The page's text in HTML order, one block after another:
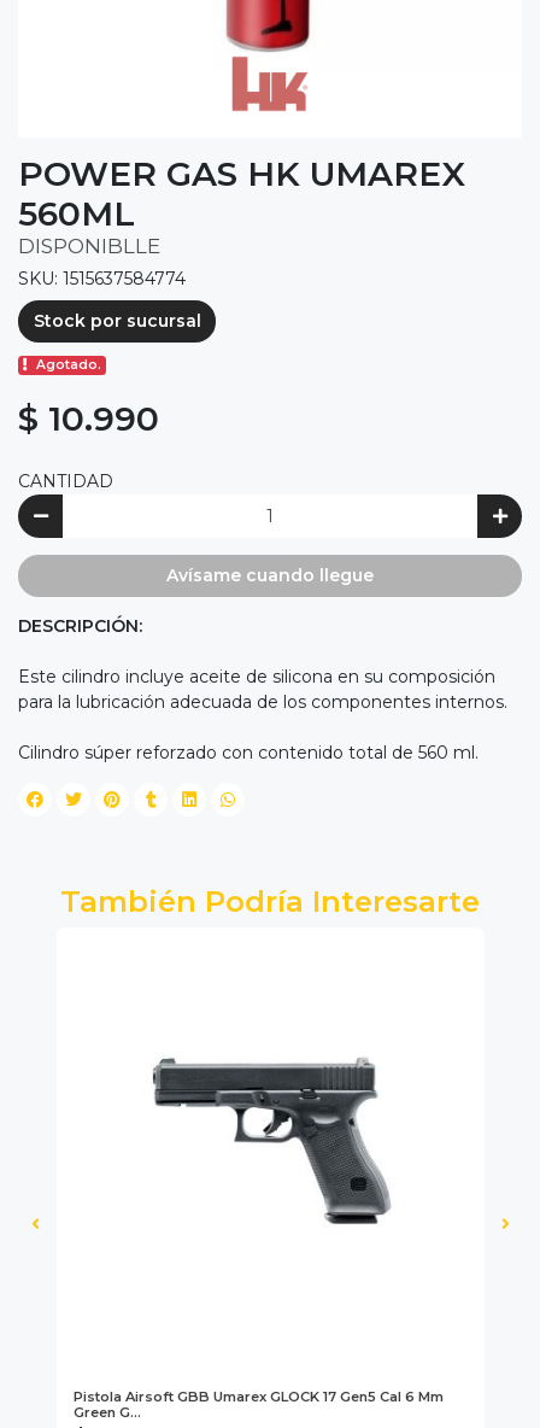
POWER GAS HK UMAREX
560ML
DISPONIBLLE
SKU: 1515637584774
Stock por sucursal
Agotado.
$ 10.990
CANTIDAD
Avísame cuando llegue
DESCRIPCIÓN:
Este cilindro incluye aceite de silicona en su composición
para la lubricación adecuada de los componentes internos.
Cilindro súper reforzado con contenido total de 560 ml.
También Podría Interesarte
Pistola Airsoft GBB Umarex GLOCK 17 Gen5 Cal 6 Mm
Green G...